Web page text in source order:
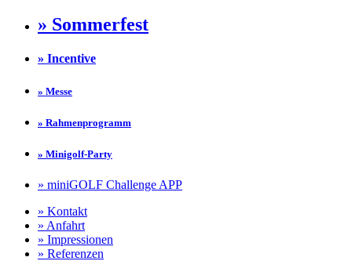
» Sommerfest
» Incentive
» Messe
» Rahmenprogramm
» Minigolf-Party
» miniGOLF Challenge APP
» Kontakt
» Anfahrt
» Impressionen
» Referenzen